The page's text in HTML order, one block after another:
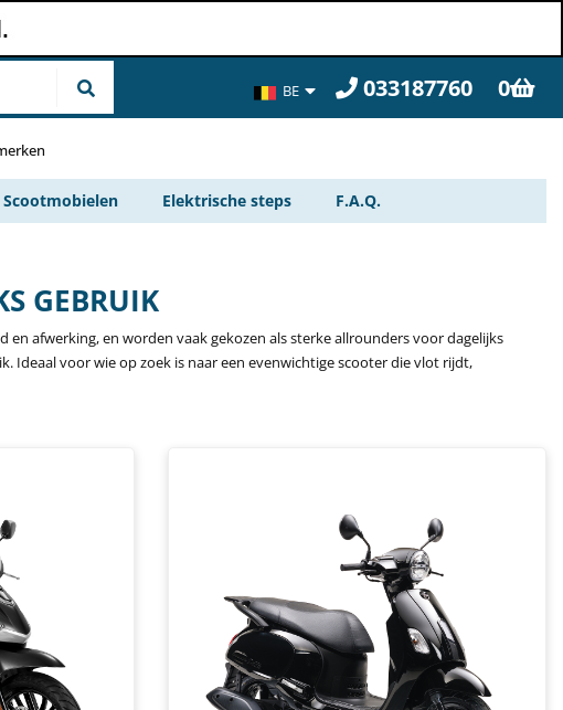
BE 033187760 0
Scootmobielen Elektrische steps F.A.Q.
GEBRUIK
afwerking, en worden vaak gekozen als sterke allrounders voor dagelijks
Ideaal voor wie op zoek is naar een evenwichtige scooter die vlot rijdt,